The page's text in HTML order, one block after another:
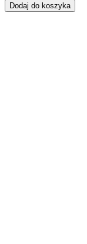
Dodaj do koszyka